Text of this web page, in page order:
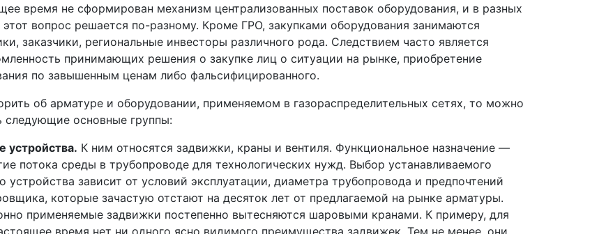
время не сформирован механизм централизованных поставок оборудования, и в разных
этот вопрос решается по-разному. Кроме ГРО, закупками оборудования занимаются
заказчики, региональные инвесторы различного рода. Следствием часто является
принимающих решения о закупке лиц о ситуации на рынке, приобретение
по завышенным ценам либо фальсифицированного.
об арматуре и оборудовании, применяемом в газораспределительных сетях, то можно
следующие основные группы:
устройства. К ним относятся задвижки, краны и вентиля. Функциональное назначение —
потока среды в трубопроводе для технологических нужд. Выбор устанавливаемого
устройства зависит от условий эксплуатации, диаметра трубопровода и предпочтений
которые зачастую отстают на десяток лет от предлагаемой на рынке арматуры.
применяемые задвижки постепенно вытесняются шаровыми кранами. К примеру, для
время нет ни одного ясно видимого преимущества задвижек. Тем не менее, они